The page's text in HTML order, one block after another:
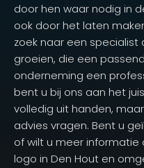
door hen waar nodig in
ook door het laten
zoek naar een
groeien, die een
onderneming een
bent u bij ons aan het
volledig uit handen,
advies vragen. Bent u
of wilt u meer
logo in Den Hout en